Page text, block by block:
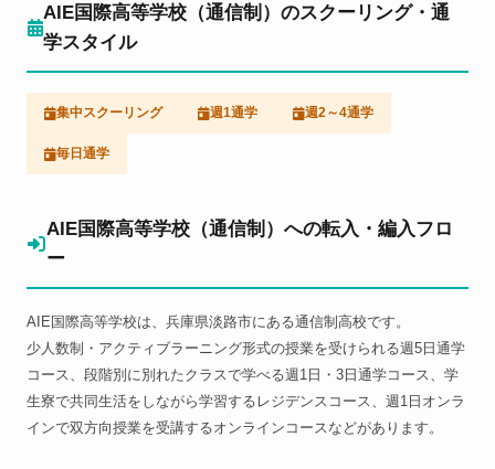
AIE国際高等学校（通信制）のスクーリング・通
学スタイル
集中スクーリング 週1通学 週2～4通学
毎日通学
AIE国際高等学校（通信制）への転入・編入フロ
ー
AIE国際高等学校は、兵庫県淡路市にある通信制高校です。
少人数制・アクティブラーニング形式の授業を受けられる週5日通学
コース、段階別に別れたクラスで学べる週1日・3日通学コース、学
生寮で共同生活をしながら学習するレジデンスコース、週1日オンラ
インで双方向授業を受講するオンラインコースなどがあります。